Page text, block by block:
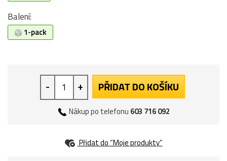
Balení:
1-pack
- + PŘIDAT DO KOŠÍKU
Nákup po telefonu 603 716 092
Přidat do “Moje produkty”